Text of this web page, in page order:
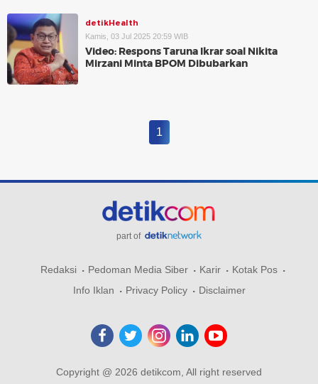
detikHealth
Kamis, 03 Jul 2025 20:59 WIB
Video: Respons Taruna Ikrar soal Nikita
Mirzani Minta BPOM Dibubarkan
1
part of
Redaksi Pedoman Media Siber Karir
Kotak Pos
Info Iklan
Privacy Policy Disclaimer
Copyright @ 2026 detikcom, All right reserved